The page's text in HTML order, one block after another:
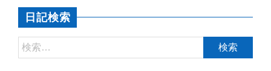
日記検索